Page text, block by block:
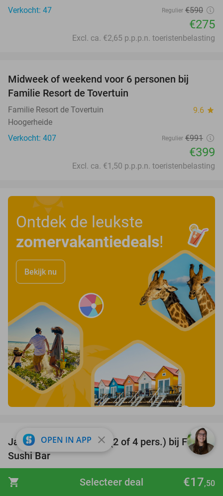
shopping_cart €17,50
Selecteer deal
Verkocht: 47
Regulier €590
€275
Excl. ca. €2,65 p.p.p.n. toeristenbelasting
Midweek of weekend voor 6 personen bij
Familie Resort de Tovertuin
Familie Resort de Tovertuin 9.6 star
Hoogerheide
Verkocht: 407
Regulier €991
€399
Excl. ca. €1,50 p.p.p.n. toeristenbelasting
Ontdek de leukste
zomervakantiedeals!
Bekijk nu
46%
Japans 3-gangendiner (2 of 4 pers.) bij Fugu
Sushi Bar
Antwerpen
OPEN IN APP close